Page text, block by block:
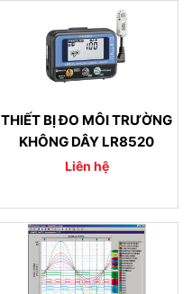
THIẾT BỊ ĐO MÔI TRƯỜNG
KHÔNG DÂY LR8520
Liên hệ